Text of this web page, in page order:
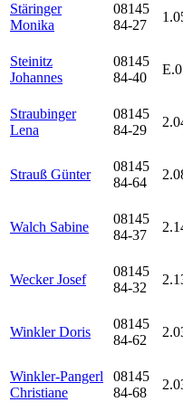
Stäringer
Monika
08145
84-27
Steinitz
Johannes
08145
84-40
Straubinger
Lena
08145
84-29
Strauß Günter
08145
84-64
Walch Sabine
08145
84-37
Wecker Josef
08145
84-32
Winkler Doris
08145
84-62
Winkler-Pangerl
Christiane
08145
84-68